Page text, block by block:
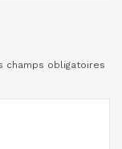
champs obligatoires